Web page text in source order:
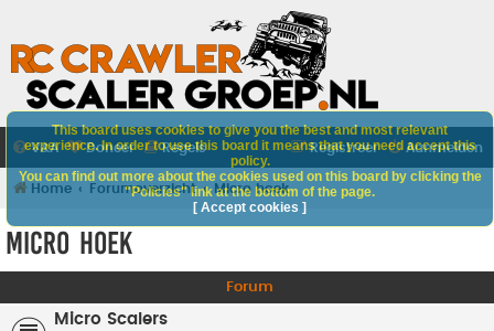
V&A Doneer Regels Aanmelden
Registreer
Home Forumoverzicht Micro hoek
Micro hoek
Forum
Micro Scalers
This board uses cookies to give you the best and most relevant
experience. In order to use this board it means that you need accept this
policy.
You can find out more about the cookies used on this board by clicking the
"Policies" link at the bottom of the page.
[ Accept cookies ]